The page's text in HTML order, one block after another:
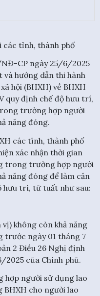
các tỉnh, thành phố
CP ngày 25/6/2025
và hướng dẫn thi hành
hội (BHXH) về BHXH
quy định chế độ hưu trí,
trường hợp người
năng đóng.
các tỉnh, thành phố
xác nhận thời gian
trong trường hợp người
năng đóng để làm căn
hưu trí, tử tuất như sau:
không còn khả năng
trước ngày 01 tháng 7
2 Điều 26 Nghị định
của Chính phủ.
người sử dụng lao
BHXH cho người lao